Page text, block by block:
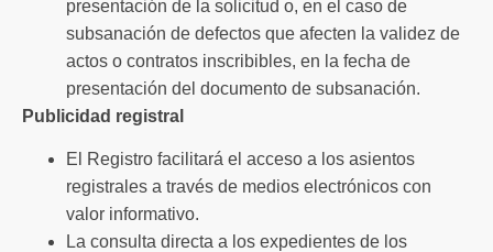
presentación de la solicitud o, en el caso de
subsanación de defectos que afecten la validez de
actos o contratos inscribibles, en la fecha de
presentación del documento de subsanación.
Publicidad registral
El Registro facilitará el acceso a los asientos
registrales a través de medios electrónicos con
valor informativo.
La consulta directa a los expedientes de los